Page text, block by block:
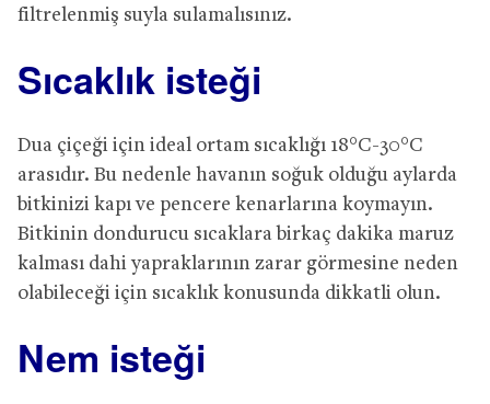
filtrelenmiş suyla sulamalısınız.
Sıcaklık isteği
Dua çiçeği için ideal ortam sıcaklığı 18°C-30°C
arasıdır. Bu nedenle havanın soğuk olduğu aylarda
bitkinizi kapı ve pencere kenarlarına koymayın.
Bitkinin dondurucu sıcaklara birkaç dakika maruz
kalması dahi yapraklarının zarar görmesine neden
olabileceği için sıcaklık konusunda dikkatli olun.
Nem isteği